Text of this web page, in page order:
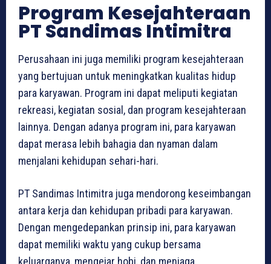
Program Kesejahteraan
PT Sandimas Intimitra
Perusahaan ini juga memiliki program kesejahteraan
yang bertujuan untuk meningkatkan kualitas hidup
para karyawan. Program ini dapat meliputi kegiatan
rekreasi, kegiatan sosial, dan program kesejahteraan
lainnya. Dengan adanya program ini, para karyawan
dapat merasa lebih bahagia dan nyaman dalam
menjalani kehidupan sehari-hari.
PT Sandimas Intimitra juga mendorong keseimbangan
antara kerja dan kehidupan pribadi para karyawan.
Dengan mengedepankan prinsip ini, para karyawan
dapat memiliki waktu yang cukup bersama
keluarganya, mengejar hobi, dan menjaga